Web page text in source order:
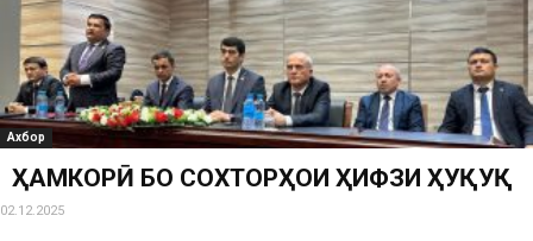
Ахбор
ҲАМКОРӢ БО СОХТОРҲОИ ҲИФЗИ ҲУҚУҚ
02.12.2025